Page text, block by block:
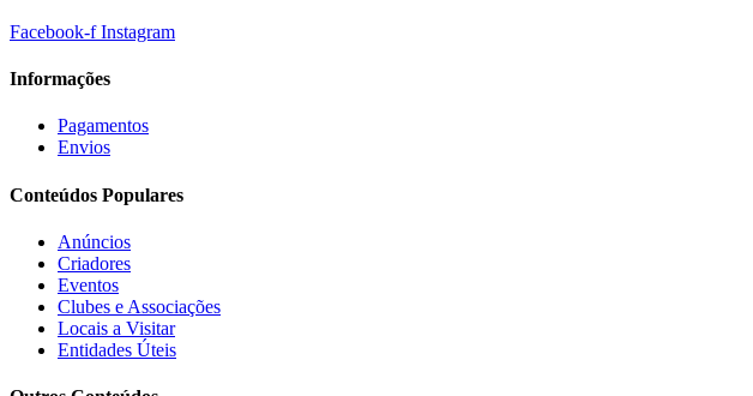
Facebook-f Instagram
Informações
Pagamentos
Envios
Conteúdos Populares
Anúncios
Criadores
Eventos
Clubes e Associações
Locais a Visitar
Entidades Úteis